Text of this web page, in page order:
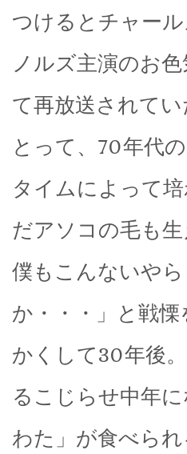
つけるとチャー
ノルズ主演のお
て再放送されて
とって、70年代
タイムによって
だアソコの毛も
僕もこんないや
か・・・」と戦慄
かくして30年後
るこじらせ中年
わた」が食べら